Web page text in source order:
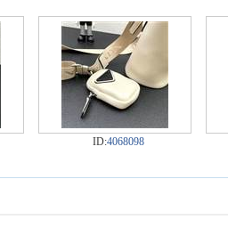
ID:4068098